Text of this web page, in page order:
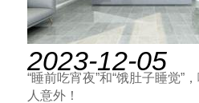
2023-12-05
“睡前吃宵夜”和“饿肚子睡觉”
人意外！